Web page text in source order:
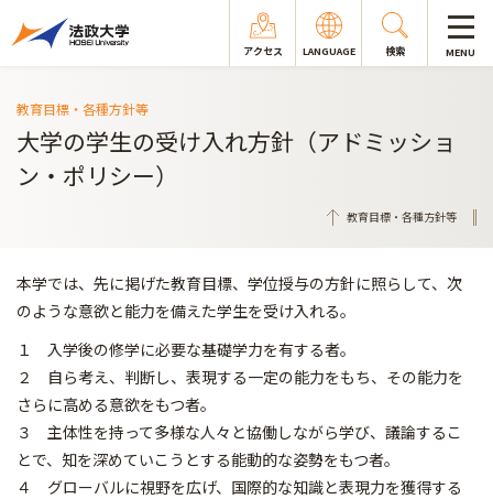
アクセス LANGUAGE 検索 MENU
教育目標・各種方針等
大学の学生の受け入れ方針（アドミッショ
ン・ポリシー）
教育目標・各種方針等
本学では、先に掲げた教育目標、学位授与の方針に照らして、次
のような意欲と能力を備えた学生を受け入れる。
１ 入学後の修学に必要な基礎学力を有する者。
２ 自ら考え、判断し、表現する一定の能力をもち、その能力を
さらに高める意欲をもつ者。
３ 主体性を持って多様な人々と協働しながら学び、議論するこ
とで、知を深めていこうとする能動的な姿勢をもつ者。
４ グローバルに視野を広げ、国際的な知識と表現力を獲得する